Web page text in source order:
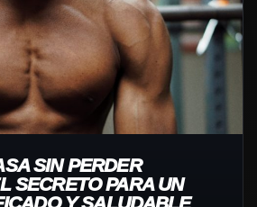
SIN PERDER
SECRETO PARA UN